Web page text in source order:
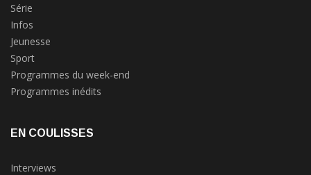
Série
Infos
Jeunesse
Sport
Programmes du week-end
Programmes inédits
EN COULISSES
Interviews